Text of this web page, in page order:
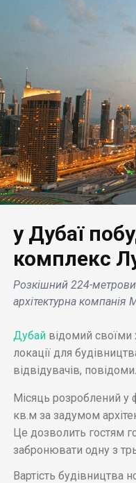
у Дубаї
комплекс
Розкішний 224-
архітектурна компанія
Дубайвідомий своїми
локації для
відвідувачів,
Місяць розроблений у
кв.м за задумом
Це дозволить гостям
забронювати одну з
Вартість будівництва
БІЗНЕС НОВИНИ
Microsoft анонсує
темний режим для
та інші оновлення
11 .